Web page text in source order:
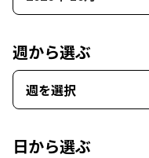
週から選ぶ
週を選択
日から選ぶ